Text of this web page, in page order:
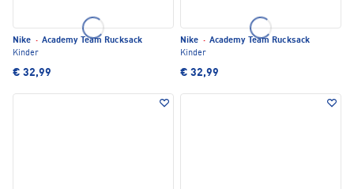
Nike · Academy Team Rucksack
Kinder
€ 32,99
Nike · Academy Team Rucksack
Kinder
€ 32,99